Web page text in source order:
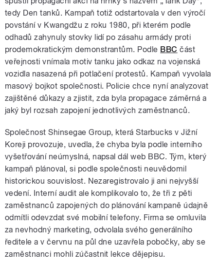
tedy Den tanků. Kampaň totiž odstartovala v den výročí
povstání v Kwangdžu z roku 1980, při kterém podle
odhadů zahynuly stovky lidí po zásahu armády proti
prodemokratickým demonstrantům. Podle BBC část
veřejnosti vnímala motiv tanku jako odkaz na vojenská
vozidla nasazená při potlačení protestů. Kampaň vyvolala
masový bojkot společnosti. Policie chce nyní analyzovat
zajištěné důkazy a zjistit, zda byla propagace záměrná a
jaký byl rozsah zapojení jednotlivých zaměstnanců.
Společnost Shinsegae Group, která Starbucks v Jižní
Koreji provozuje, uvedla, že chyba byla podle interního
vyšetřování neúmyslná, napsal dál web BBC. Tým, který
kampaň plánoval, si podle společnosti neuvědomil
historickou souvislost. Nezaregistrovalo ji ani nejvyšší
vedení. Interní audit ale komplikovalo to, že tři z pěti
zaměstnanců zapojených do plánování kampaně údajně
odmítli odevzdat své mobilní telefony. Firma se omluvila
za nevhodný marketing, odvolala svého generálního
ředitele a v červnu na půl dne uzavřela pobočky, aby se
zaměstnanci mohli zúčastnit lekce dějepisu.